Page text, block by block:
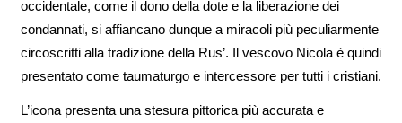
occidentale, come il dono della dote e la liberazione dei
condannati, si affiancano dunque a miracoli più peculiarmente
circoscritti alla tradizione della Rus’. Il vescovo Nicola è quindi
presentato come taumaturgo e intercessore per tutti i cristiani.
L’icona presenta una stesura pittorica più accurata e